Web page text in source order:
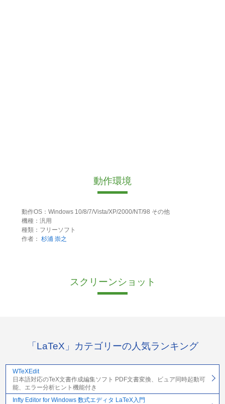
動作環境
動作OS：Windows 10/8/7/Vista/XP/2000/NT/98 その他
機種：汎用
種類：フリーソフト
作者： 杉浦 崇之
スクリーンショット
「LaTeX」カテゴリーの人気ランキング
WTeXEdit
日本語対応のTeX文書作成編集ソフト PDF文書変換、ビュア同時起動可
能、エラー分析ヒント機能付き
Infty Editor for Windows 数式エディタ LaTeX入門